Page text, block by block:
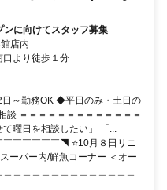
ンに向けてスタッフ募集
店内
口より徒歩１分
～勤務OK ◆平日のみ・土日の
＝＝＝＝＝＝＝＝＝＝＝＝＝
曜日を相談したい」 「...
￣￣￣￣￣◥ ⭐10月８日リニ
ーパー内/鮮魚コーナー ＜オー
＿＿＿＿＿＿＿＿＿＿＿＿＿